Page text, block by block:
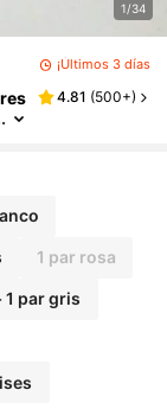
1/34
¡Últimos 3 días
4.81 (500+)
1 par rosa
1 par gris